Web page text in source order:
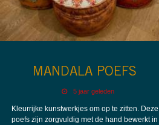
MANDALA POEFS
5 jaar geleden
Kleurrijke kunstwerkjes om op te zitten. Deze
poefs zijn zorgvuldig met de hand bewerkt in